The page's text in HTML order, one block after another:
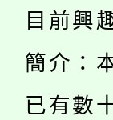
徵
局
8月
開!
目前興
簡介：
已有數